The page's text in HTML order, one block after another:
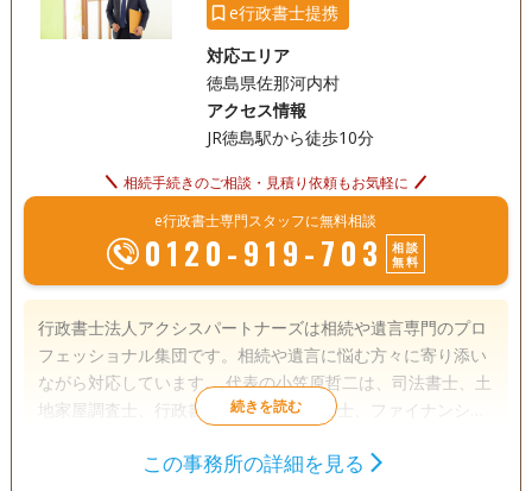
e行政書士提携
対応エリア
徳島県佐那河内村
アクセス情報
JR徳島駅から徒歩10分
相続手続きのご相談・見積り依頼もお気軽に
e行政書士専門スタッフに無料相談
0120-919-703
相談
無料
行政書士法人アクシスパートナーズは相続や遺言専門のプロ
フェッショナル集団です。相続や遺言に悩む方々に寄り添い
ながら対応しています。 代表の小笠原哲二は、司法書士、土
地家屋調査士、行政書士、宅地建物取引士、ファイナンシャ
格を多数取得。豊富な知識とこれまでの実績で、遺言や相続
遺産分割
この事務所の詳細を見る